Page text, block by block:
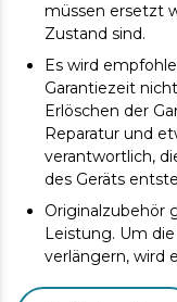
müssen ersetzt
Zustand sind.
Es wird
Garantiezeit
Erlöschen der
Reparatur und
verantwortlich,
des Geräts
Originalzubehör
Leistung. Um
verlängern, wird